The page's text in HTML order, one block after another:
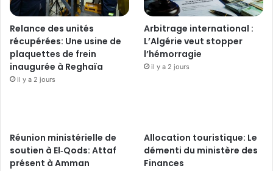
Relance des unités
récupérées: Une usine de
plaquettes de frein
inaugurée à Reghaïa
il y a 2 jours
Arbitrage international :
L’Algérie veut stopper
l’hémorragie
il y a 2 jours
Réunion ministérielle de
soutien à El‑Qods: Attaf
présent à Amman
Allocation touristique: Le
démenti du ministère des
Finances